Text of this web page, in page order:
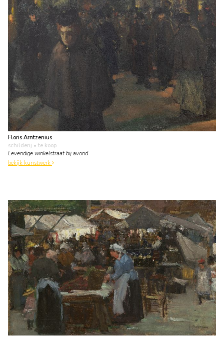
Floris Arntzenius
schilderij • te koop
Levendige winkelstraat bij avond
bekijk kunstwerk